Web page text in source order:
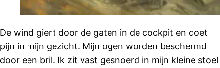
De wind giert door de gaten in de cockpit en doet
pijn in mijn gezicht. Mijn ogen worden beschermd
door een bril. Ik zit vast gesnoerd in mijn kleine stoel